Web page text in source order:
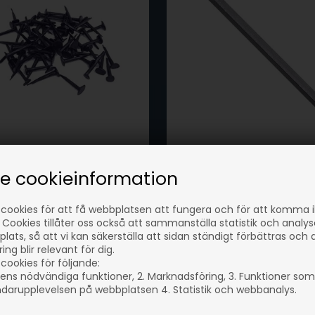
cookieinformation
för att få webbplatsen att fungera och för att komma
tillåter oss också att sammanställa statistik och
så att vi kan säkerställa att sidan ständigt förbättras och
blir relevant för dig.
för följande:
nödvändiga funktioner, 2. Marknadsföring, 3. Funktioner
på webbplatsen 4. Statistik och webbanalys.
SEK
leveranskostnader
Spik fyrkantade 1.8x35 mm
239,00 SEK
inkl. moms